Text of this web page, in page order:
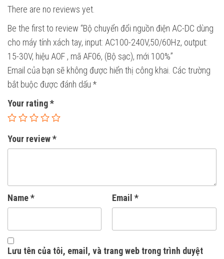
AC100-
240V,50/60Hz,
output:
15-
30V,
hiệu
mã
AF06,
(Bộ
100%
quantity
There are no reviews yet.
Be the first to review “Bộ chuyển đổi nguồn điện AC-DC dùng
cho máy tính xách tay, input: AC100-240V,50/60Hz, output:
15-30V, hiệu AOF , mã AF06, (Bộ sạc), mới 100%”
Email của bạn sẽ không được hiển thị công khai. Các trường
bắt buộc được đánh dấu *
Your rating*
Your review*
Name* Email *
Lưu tên của tôi, email, và trang web trong trình duyệt